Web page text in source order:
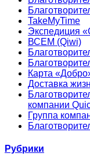
TakeMyTime
Экспедиция
ВСЕМ (Qiwi)
Карта
Доставка
компании
Группа
Рубрики